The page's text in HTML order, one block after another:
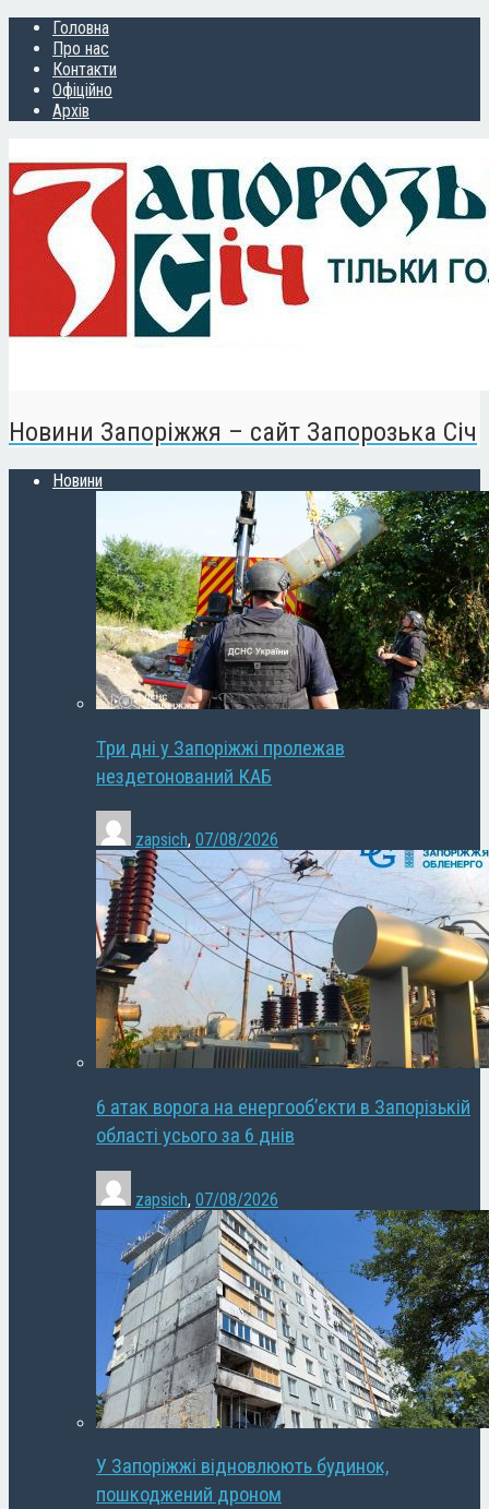
Головна
Про нас
Контакти
Офіційно
Архів
Новини Запоріжжя – сайт Запорозька Січ
Новини
Три дні у Запоріжжі пролежав
нездетонований КАБ
zapsich, 07/08/2026
6 атак ворога на енергооб’єкти в Запорізькій
області усього за 6 днів
zapsich, 07/08/2026
У Запоріжжі відновлюють будинок,
пошкоджений дроном